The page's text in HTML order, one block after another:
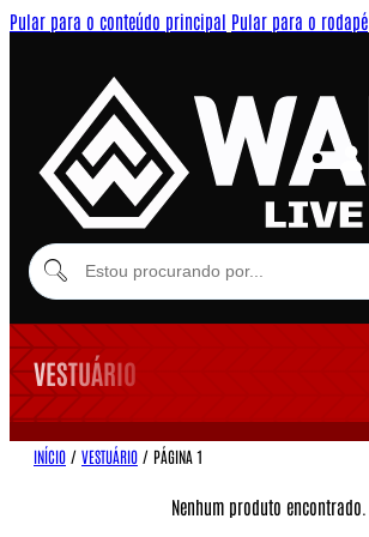
Pular para o conteúdo principal Pular para o rodapé
VESTUÁRIO
INÍCIO / VESTUÁRIO / PÁGINA 1
Nenhum produto encontrado.